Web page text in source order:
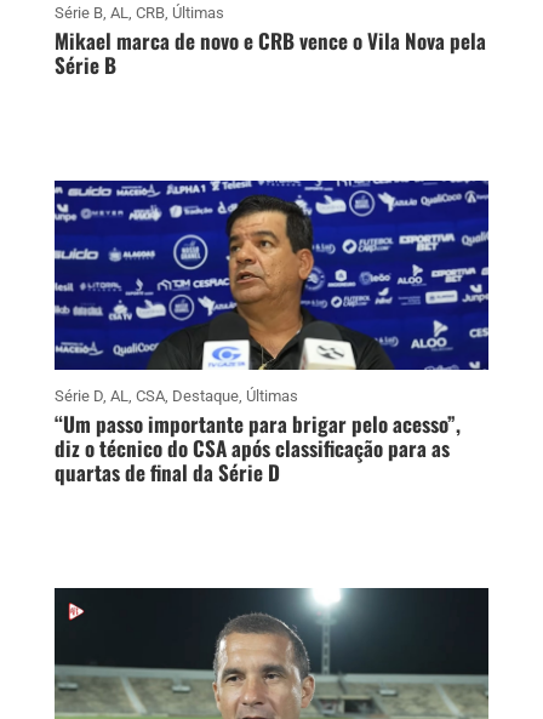
Série B, AL, CRB, Últimas
Mikael marca de novo e CRB vence o Vila Nova pela
Série B
Série D, AL, CSA, Destaque, Últimas
“Um passo importante para brigar pelo acesso”,
diz o técnico do CSA após classificação para as
quartas de final da Série D